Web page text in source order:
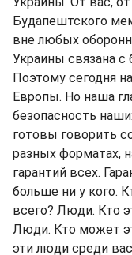
Будапештского
вне любых
Украины связана
Поэтому сегодня
Европы. Но наша
безопасность
готовы говорить
разных форматах,
гарантий всех.
больше ни у кого.
всего? Люди. Кто
Люди. Кто может
эти люди среди